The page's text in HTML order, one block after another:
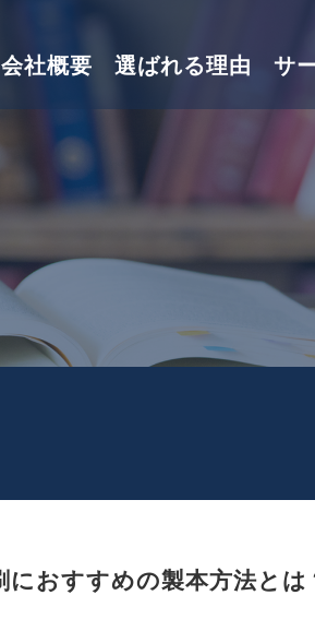
会社概要 選ばれる理由 サ
におすすめの製本方法と